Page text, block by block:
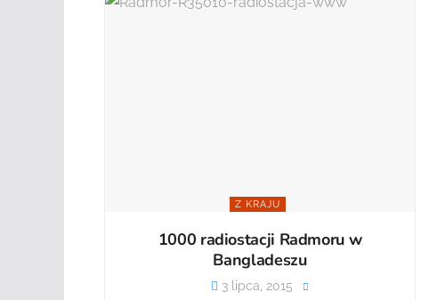
Z KRAJU
1000 radiostacji Radmoru w
Bangladeszu
3 lipca, 2015